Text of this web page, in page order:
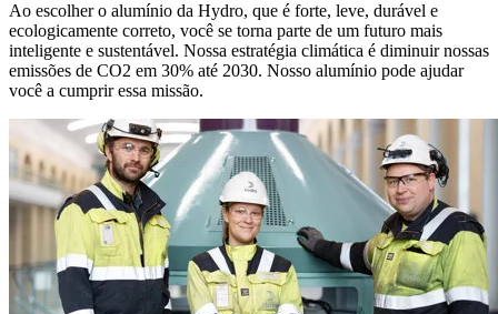
Ao escolher o alumínio da Hydro, que é forte, leve, durável e
ecologicamente correto, você se torna parte de um futuro mais
inteligente e sustentável. Nossa estratégia climática é diminuir nossas
emissões de CO2 em 30% até 2030. Nosso alumínio pode ajudar
você a cumprir essa missão.